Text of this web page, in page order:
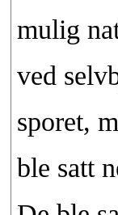
mulig
ved
sporet,
ble satt